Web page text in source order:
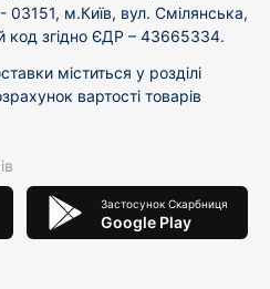
03151, м.Київ, вул. Смілянська,
код згідно ЄДР – 43665334.
міститься у розділі
вартості товарів
Застосунок Скарбниця
Google Play